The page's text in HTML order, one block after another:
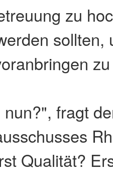
zu
sollten,
fragt
Qualität?